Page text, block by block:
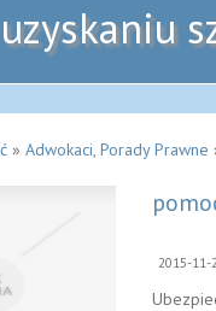
» Adwokaci, Porady Prawne
2015-11-